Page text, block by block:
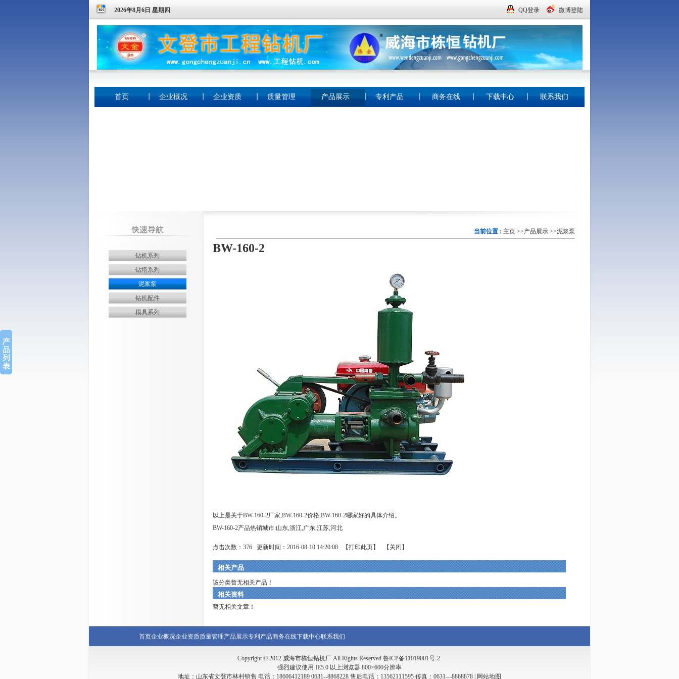
2026年8月6日 星期四 QQ登录 微博登陆
首页 企业概况 企业资质 质量管理 产品展示 专利产品 商务在线 下载中心 联系我们
当前位置 : 主页 >>产品展示 >>泥浆泵
BW-160-2
以上是关于BW-160-2厂家,BW-160-2价格,BW-160-2哪家好的具体介绍。
BW-160-2产品热销城市:山东,浙江,广东,江苏,河北
点击次数：376 更新时间：2016-08-10 14:20:08 【打印此页】 【 关闭 】
相关产品
该分类暂无相关产品！
相关资料
暂无相关文章！
钻机系列
钻塔系列
泥浆泵
钻机配件
模具系列
首页企业概况企业资质质量管理产品展示专利产品商务在线下载中心联系我们
Copyright © 2012 威海市栋恒钻机厂 All Rights Reserved 鲁ICP备11019001号-2
强烈建议使用 IE5.0 以上浏览器 800×600分辨率
地址：山东省文登市林村销售 电话：18606412189 0631--8868228 售后电话：13562111595 传真：0631—8868878
网站地图